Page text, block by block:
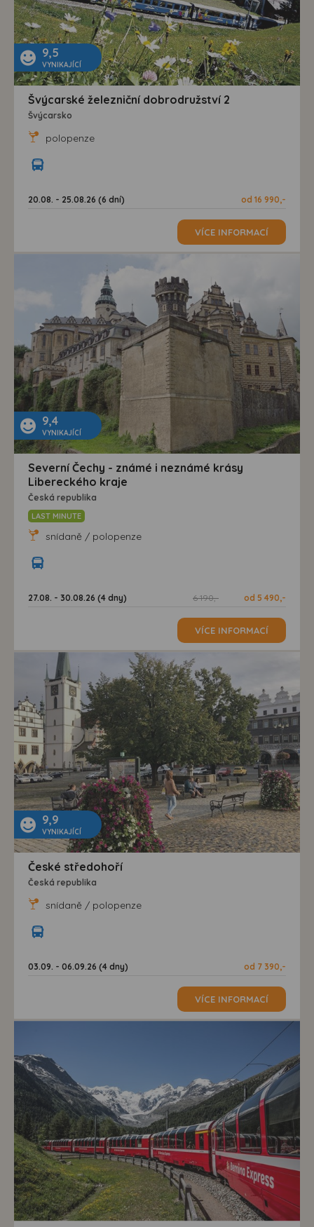
9,5
VYNIKAJÍCÍ
Švýcarské železniční dobrodružství 2
Švýcarsko
polopenze
20.08. - 25.08.26 (6 dní) od 16 990,-
VÍCE INFORMACÍ
9,4
VYNIKAJÍCÍ
Severní Čechy - známé i neznámé krásy
Libereckého kraje
Česká republika
LAST MINUTE
snídaně / polopenze
27.08. - 30.08.26 (4 dny) 6 190,- od 5 490,-
VÍCE INFORMACÍ
9,9
VYNIKAJÍCÍ
České středohoří
Česká republika
snídaně / polopenze
03.09. - 06.09.26 (4 dny) od 7 390,-
VÍCE INFORMACÍ